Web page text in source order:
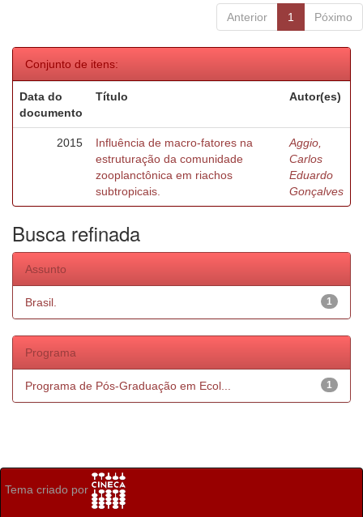
Anterior 1 Póximo
Conjunto de itens:
Data do
documento
Título Autor(es)
2015
Influência de macro-fatores na
estruturação da comunidade
zooplanctônica em riachos
subtropicais.
Aggio,
Carlos
Eduardo
Gonçalves
Busca refinada
Assunto
1
Brasil.
Programa
1
Programa de Pós-Graduação em Ecol...
Tema criado por